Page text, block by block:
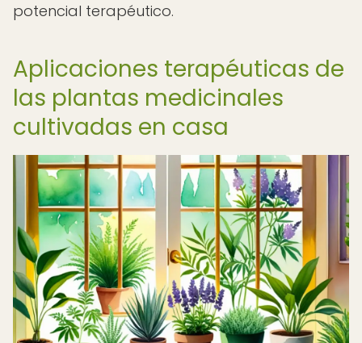
potencial terapéutico.
Aplicaciones terapéuticas de
las plantas medicinales
cultivadas en casa